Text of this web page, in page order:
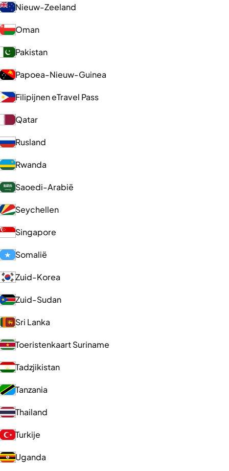
Nieuw-Zeeland
Oman
Pakistan
Papoea-Nieuw-Guinea
Filipijnen eTravel Pass
Qatar
Rusland
Rwanda
Saoedi-Arabië
Seychellen
Singapore
Somalië
Zuid-Korea
Zuid-Sudan
Sri Lanka
Toeristenkaart Suriname
Tadzjikistan
Tanzania
Thailand
Turkije
Uganda